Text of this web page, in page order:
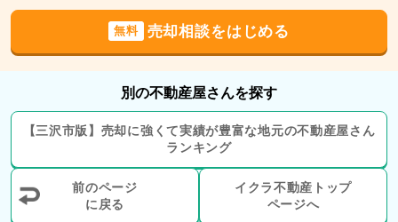
状態:更地 土地面積:325㎡
3,300万円 2022年10月
更地 691㎡
無料 売却相談をはじめる
別の不動産屋さんを探す
【三沢市版】 売却に強くて実績が豊富な地元の不動産屋さん
ランキング
前のページ
に戻る
イクラ不動産トップ
ページへ